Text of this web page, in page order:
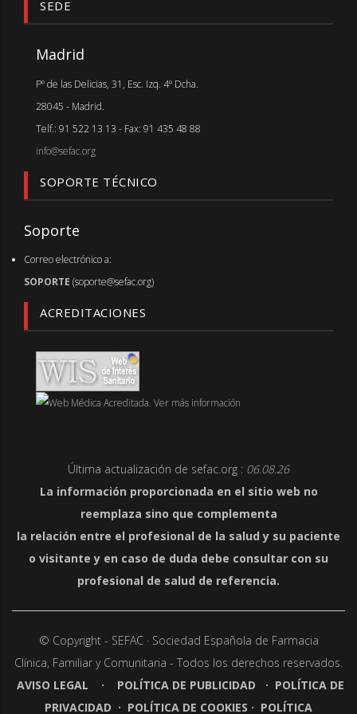
SEDE
Madrid
Pº de las Delicias, 31, Esc. Izq. 4º Dcha.
28045 - Madrid.
Telf.: 91 522 13 13 - Fax: 91 435 48 88
info@sefac.org
SOPORTE TÉCNICO
Soporte
Correo electrónico a:
SOPORTE (soporte@sefac.org)
ACREDITACIONES
Última actualización de sefac.org : 06.08.26
La información proporcionada en el sitio web no
reemplaza sino que complementa
la relación entre el profesional de la salud y su paciente
o visitante y en caso de duda debe consultar con su
profesional de salud de referencia.
© Copyright - SEFAC · Sociedad Española de Farmacia
Clínica, Familiar y Comunitaria - Todos los derechos reservados.
AVISO LEGAL
· POLÍTICA DE PUBLICIDAD · POLÍTICA DE
PRIVACIDAD · POLÍTICA DE COOKIES · POLÍTICA